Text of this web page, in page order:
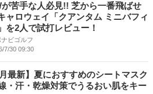
が苦手な人必見!! 芝から一番飛ばせ
ャロウェイ「クアンタム ミニバフィ
を2人で試打レビュー！
ナビゴルフ
7/30 09:30
月最新】夏におすすめのシートマスク
・汗・乾燥対策でうるおい肌をキー